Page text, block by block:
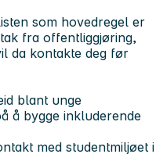
som hovedregel er
fra offentliggjøring,
da kontakte deg før
blant unge
å bygge inkluderende
med studentmiljøet i